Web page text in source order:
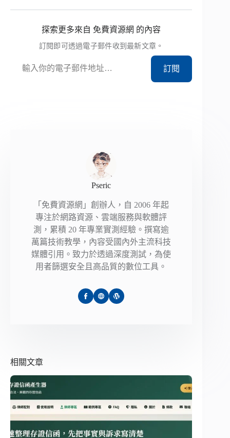
探索更多來自 免費資源網 的內容
訂閱即可透過電子郵件收到最新文章。
訂閱
Pseric
「免費資源網」創辦人，自 2006 年起
專注於網路資源、雲端服務與軟體評
測，累積 20 年專業實測經驗。撰寫逾
萬篇技術教學，內容受國內外主流科技
媒體引用。致力於透過深度測試，為使
用者篩選安全且高品質的數位工具。
相關文章